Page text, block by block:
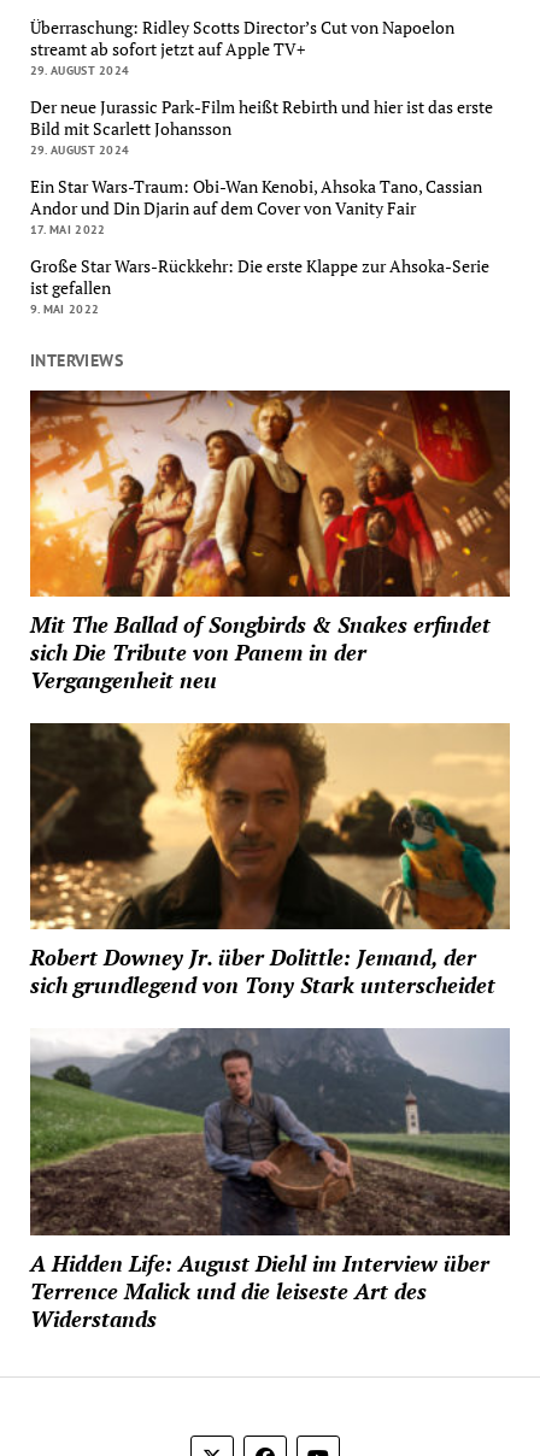
Überraschung: Ridley Scotts Director’s Cut von Napoelon
streamt ab sofort jetzt auf Apple TV+
29. AUGUST 2024
Der neue Jurassic Park-Film heißt Rebirth und hier ist das erste
Bild mit Scarlett Johansson
29. AUGUST 2024
Ein Star Wars-Traum: Obi-Wan Kenobi, Ahsoka Tano, Cassian
Andor und Din Djarin auf dem Cover von Vanity Fair
17. MAI 2022
Große Star Wars-Rückkehr: Die erste Klappe zur Ahsoka-Serie
ist gefallen
9. MAI 2022
INTERVIEWS
Mit The Ballad of Songbirds & Snakes erfindet
sich Die Tribute von Panem in der
Vergangenheit neu
Robert Downey Jr. über Dolittle: Jemand, der
sich grundlegend von Tony Stark unterscheidet
A Hidden Life: August Diehl im Interview über
Terrence Malick und die leiseste Art des
Widerstands